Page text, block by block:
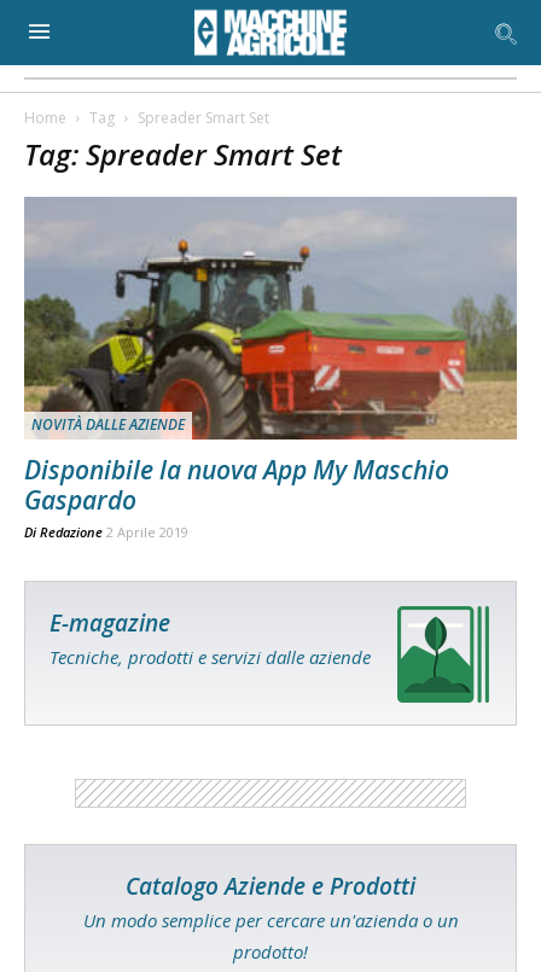
Home Tag Spreader Smart Set
Tag: Spreader Smart Set
NOVITÀ DALLE AZIENDE
Disponibile la nuova App My Maschio
Gaspardo
Di Redazione 2 Aprile 2019
E-magazine
Tecniche, prodotti e servizi dalle aziende
Catalogo Aziende e Prodotti
Un modo semplice per cercare un'azienda o un
prodotto!